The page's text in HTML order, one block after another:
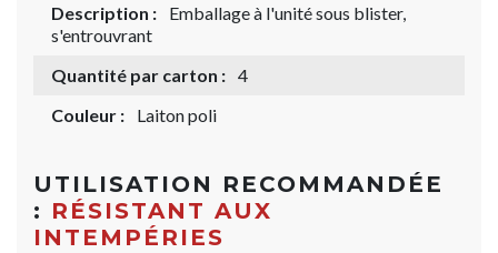
Description :
Emballage à l'unité sous blister,
s'entrouvrant
Quantité par carton : 4
Couleur :
Laiton poli
UTILISATION RECOMMANDÉE
: RÉSISTANT AUX
INTEMPÉRIES